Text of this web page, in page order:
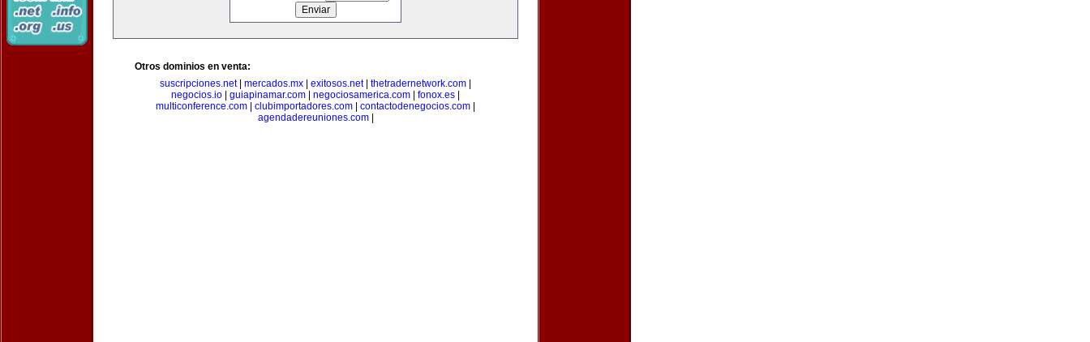
Otros dominios en venta:
suscripciones.net| mercados.mx exitosos.net| thetradernetwork.com
negocios.io
guiapinamar.com negociosamerica.com fonox.es
multiconference.com
clubimportadores.com contactodenegocios.com
agendadereuniones.com|